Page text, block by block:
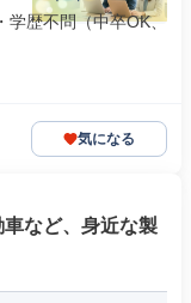
学歴不問（中卒OK、
気になる
など、身近な製